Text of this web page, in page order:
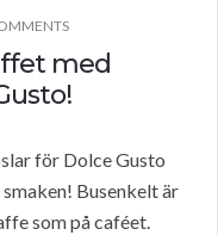
med
för Dolce Gusto
Busenkelt är
som på caféet.